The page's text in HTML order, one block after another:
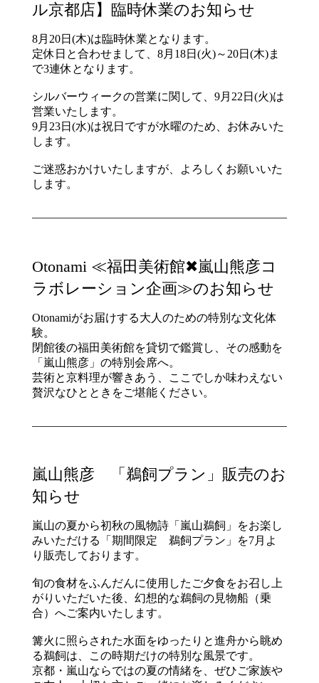
ル京都店】臨時休業のお知らせ
8月20日(木)は臨時休業となります。
定休日と合わせまして、8月18日(火)～20日(木)ま
で3連休となります。
シルバーウィークの営業に関して、9月22日(火)は
営業いたします。
9月23日(水)は祝日ですが水曜のため、お休みいた
します。
ご迷惑おかけいたしますが、よろしくお願いいた
します。
Otonami ≪福田美術館✖嵐山熊彦コ
ラボレーション企画≫のお知らせ
Otonamiがお届けする大人のための特別な文化体
験。
閉館後の福田美術館を貸切で鑑賞し、その感動を
「嵐山熊彦」の特別会席へ。
芸術と京料理が響きあう、ここでしか味わえない
贅沢なひとときをご堪能ください。
嵐山熊彦 「鵜飼プラン」販売のお
知らせ
嵐山の夏から初秋の風物詩「嵐山鵜飼」をお楽し
みいただける「期間限定 鵜飼プラン」を7月よ
り販売しております。
旬の食材をふんだんに使用したご夕食をお召し上
がりいただいた後、幻想的な鵜飼の見物船（乗
合）へご案内いたします。
篝火に照らされた水面をゆったりと進舟から眺め
る鵜飼は、この時期だけの特別な風景です。
京都・嵐山ならではの夏の情緒を、ぜひご家族や